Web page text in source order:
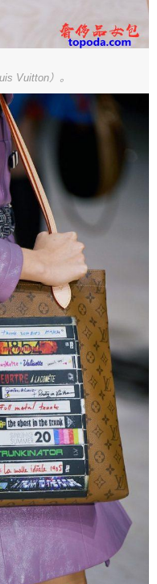
Vuitton）。